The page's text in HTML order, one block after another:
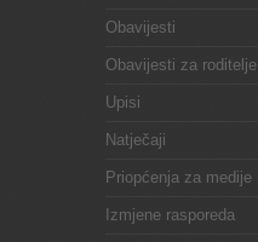
Obavijesti
Obavijesti za roditelje
Upisi
Natječaji
Priopćenja za medije
Izmjene rasporeda